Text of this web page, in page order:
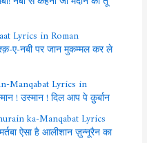
Lyrics in Roman
ए-नबी पर जान मुकम्मल कर ले
Manqabat Lyrics in
! उस्मान ! दिल आप पे क़ुर्बान
ka-Manqabat Lyrics
ऐसा है आलीशान ज़ुन्नूरैन का